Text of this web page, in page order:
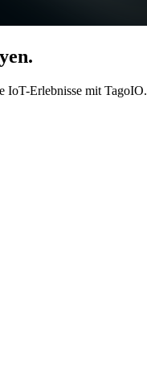
IoT-Erlebnisse mit TagoIO.